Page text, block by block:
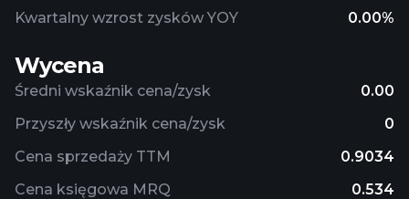
Kwartalny wzrost zysków YOY 0.00%
Wycena
Średni wskaźnik cena/zysk
0.00
Przyszły wskaźnik cena/zysk
0
Cena sprzedaży TTM
0.9034
Cena księgowa MRQ
0.534